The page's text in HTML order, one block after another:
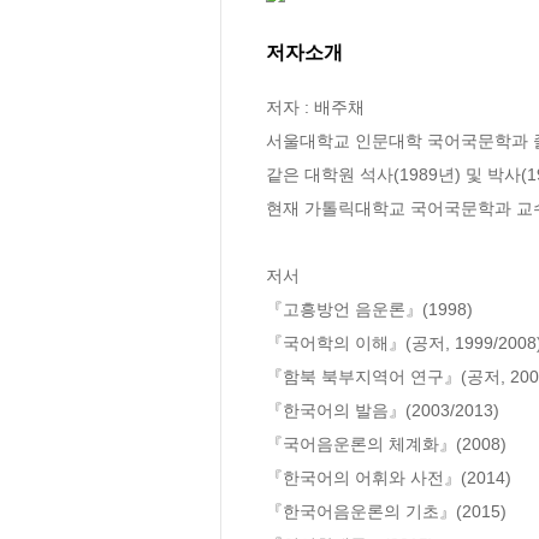
저자소개
저자 : 배주채
서울대학교 인문대학 국어국문학과
같은 대학원 석사(1989년) 및 박사
현재 가톨릭대학교 국어국문학과 교
저서
『고흥방언 음운론』(1998)
『국어학의 이해』(공저, 1999/
『함북 북부지역어 연구』(공저,
『한국어의 발음』(2003/2013)
『국어음운론의 체계화』(2008)
『한국어의 어휘와 사전』(2014)
『한국어음운론의 기초』(2015)